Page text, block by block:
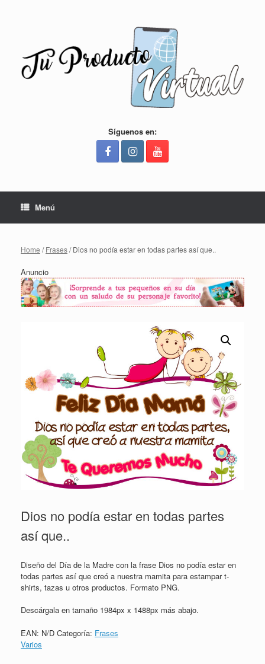
Síguenos en:
Menú
Home /Frases/ Dios no podía estar en todas partes así que..
Anuncio
Dios no podía estar en todas partes
así que..
Diseño del Día de la Madre con la frase Dios no podía estar en
todas partes así que creó a nuestra mamita para estampar t-
shirts, tazas u otros productos. Formato PNG.
Descárgala en tamaño 1984px x 1488px más abajo.
EAN: N/D Categoría: Frases
Varios